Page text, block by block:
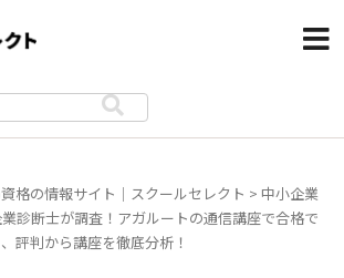
格の情報サイト｜スクールセレクト > 中小企業
診断士が調査！アガルートの通信講座で合格で
評判から講座を徹底分析！